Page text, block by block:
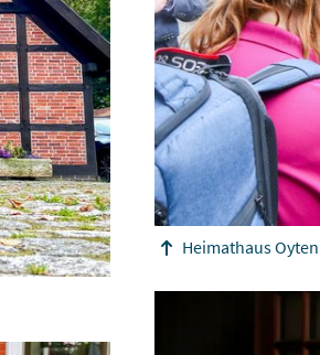
Heimathaus